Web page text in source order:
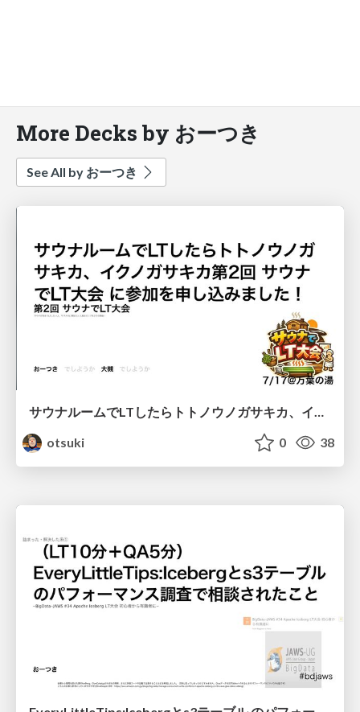
More Decks by おーつき
See All by おーつき
サウナルームでLTしたらトトノウノガサキカ、イクノガサキカ第2回 サウナでLT大会 に参加を申し込みました！
otsuki
0 38